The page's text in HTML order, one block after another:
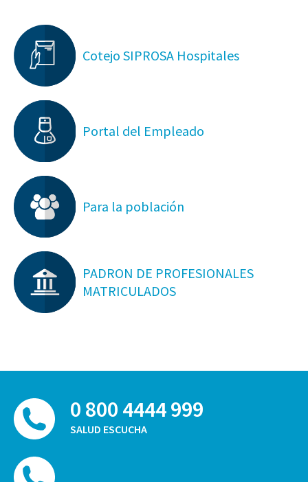
Cotejo SIPROSA Hospitales
Portal del Empleado
Para la población
PADRON DE PROFESIONALES
MATRICULADOS
0 800 4444 999
SALUD ESCUCHA